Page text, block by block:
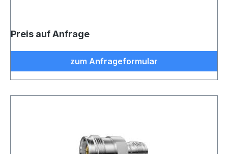
Preis auf Anfrage
zum Anfrageformular